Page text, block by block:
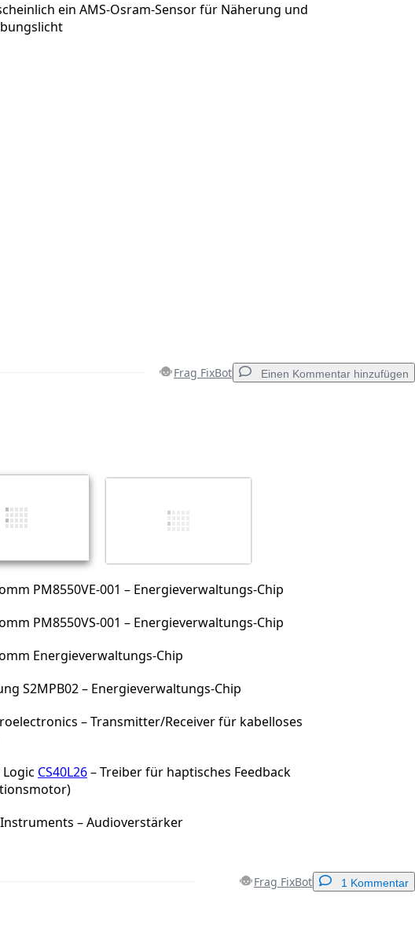
ein AMS-Osram-Sensor für Näherung und
Frag FixBot Einen Kommentar hinzufügen
PM8550VE-001 – Energieverwaltungs-Chip
PM8550VS-001 – Energieverwaltungs-Chip
Energieverwaltungs-Chip
S2MPB02 – Energieverwaltungs-Chip
– Transmitter/Receiver für kabelloses
CS40L26– Treiber für haptisches Feedback
Instruments – Audioverstärker
Frag FixBot 1 Kommentar